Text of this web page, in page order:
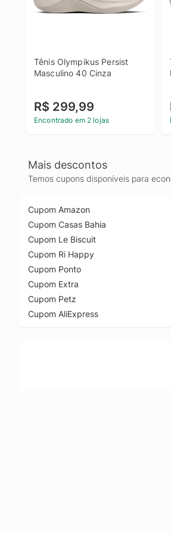
Tênis Olympikus Persist
Masculino 40 Cinza
R$ 299,99
Encontrado em 2 lojas
Mais descontos
Temos cupons disponíveis para
Cupom Amazon
Cupom Casas Bahia
Cupom Le Biscuit
Cupom Ri Happy
Cupom Ponto
Cupom Extra
Cupom Petz
Cupom AliExpress